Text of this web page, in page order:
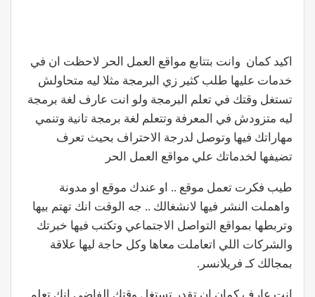
اكيد كمان وانت بتتابع مواقع العمل الحر لاحظت ان في
خدمات عليها طلب كثير زي البرمجة مثلا ليه متحاولش
تستغل وقتك في تعلم البرمجة ولو انت عارف لغة برمجة
ليه متزودش في المعرفة وتتعلم لغة برمجة تانية وتنمي
مهاراتك فيها وتوصل لدرجة الاحتراف بحيث تعرف
تضيفها لخدماتك علي مواقع العمل الحر
طيب فكرت تعمل موقع .. او عندك موقع او مدونة
واهملت النشر فيها لانشغالك .. جه الوقت انك تهتم بيها
وتربطها بمواقع التواصل الاجتماعي وتكتب فيها خبرتك
والشركات اللي اتعاملت معاها وكل حاجة ليها علاقة
بمجالك كـ فريلانسر.
انت عارف كمان ان تقدر تستغل وقتك الفاضي انك تعلم